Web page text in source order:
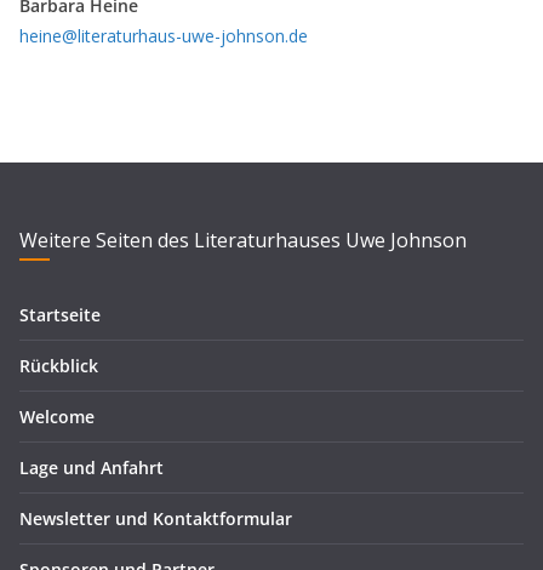
Barbara Heine
heine@literaturhaus-uwe-johnson.de
Weitere Seiten des Literaturhauses Uwe Johnson
Startseite
Rückblick
Welcome
Lage und Anfahrt
Newsletter und Kontaktformular